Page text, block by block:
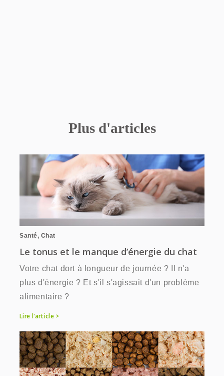
Plus d'articles
Santé, Chat
Le tonus et le manque d’énergie du chat
Votre chat dort à longueur de journée ? Il n'a
plus d'énergie ? Et s'il s'agissait d'un problème
alimentaire ?
Lire l'article >